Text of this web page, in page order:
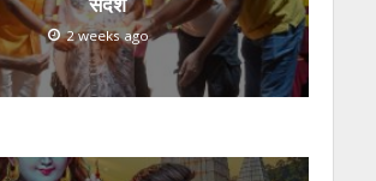
2 weeks ago